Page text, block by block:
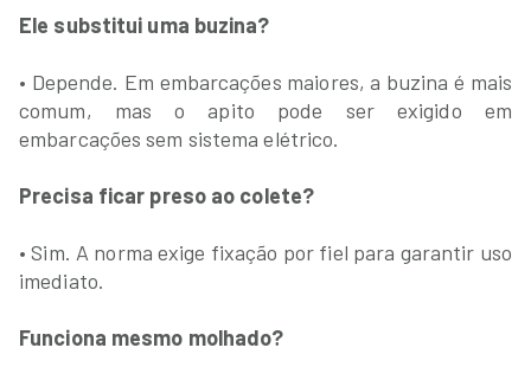
Ele substitui uma buzina?
• Depende. Em embarcações maiores, a buzina é mais
comum, mas o apito pode ser exigido em
embarcações sem sistema elétrico.
Precisa ficar preso ao colete?
• Sim. A norma exige fixação por fiel para garantir uso
imediato.
Funciona mesmo molhado?